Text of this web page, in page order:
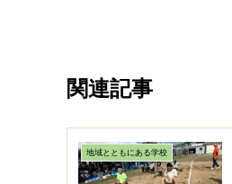
関連記事
地域とともにある学校